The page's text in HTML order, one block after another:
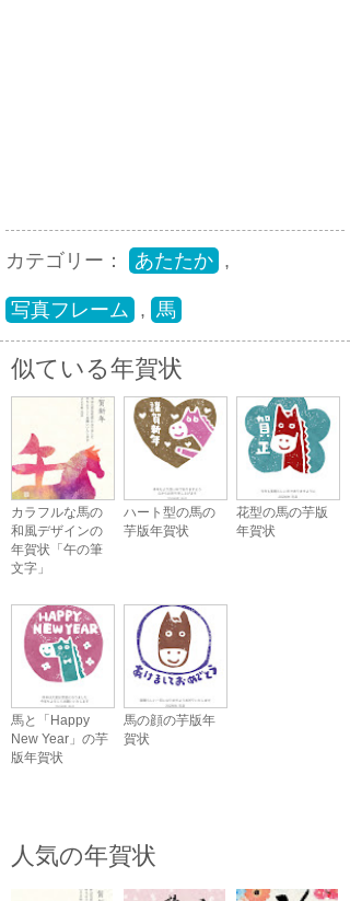
カテゴリー： あたたか ,
写真フレーム , 馬
似ている年賀状
カラフルな馬の
和風デザインの
年賀状「午の筆
文字」
ハート型の馬の
芋版年賀状
花型の馬の芋版
年賀状
馬と「Happy
New Year」の芋
版年賀状
馬の顔の芋版年
賀状
人気の年賀状